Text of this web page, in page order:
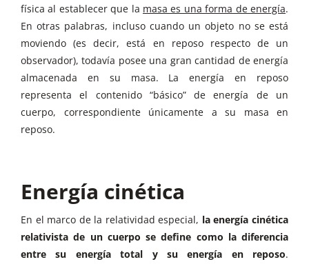
física al establecer que la masa es una forma de energía.
En otras palabras, incluso cuando un objeto no se está
moviendo (es decir, está en reposo respecto de un
observador), todavía posee una gran cantidad de energía
almacenada en su masa. La energía en reposo
representa el contenido “básico” de energía de un
cuerpo, correspondiente únicamente a su masa en
reposo.
Energía cinética
En el marco de la relatividad especial, la energía cinética
relativista de un cuerpo se define como la diferencia
entre su energía total y su energía en reposo.